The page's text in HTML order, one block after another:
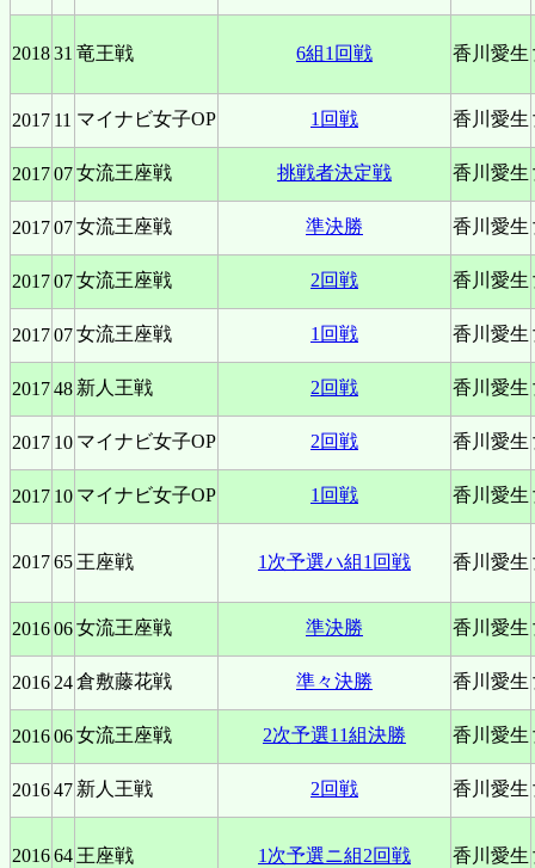
201831 竜王戦 6組1回戦 香川愛生
2017 11 マイナビ女子OP 1回戦 香川愛生
201707女流王座戦 挑戦者決定戦 香川愛生
201707女流王座戦 準決勝 香川愛生
201707女流王座戦 2回戦 香川愛生
201707女流王座戦 1回戦 香川愛生
201748 新人王戦 2回戦 香川愛生
2017 10 マイナビ女子OP 2回戦 香川愛生
2017 10 マイナビ女子OP 1回戦 香川愛生
201765王座戦 1次予選ハ組1回戦 香川愛生
201606女流王座戦 準決勝 香川愛生
201624倉敷藤花戦 準々決勝 香川愛生
201606女流王座戦 2次予選11組決勝 香川愛生
201647 新人王戦 2回戦 香川愛生
201664王座戦 1次予選ニ組2回戦 香川愛生